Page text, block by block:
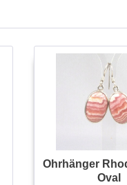
Ohrhänger
Oval